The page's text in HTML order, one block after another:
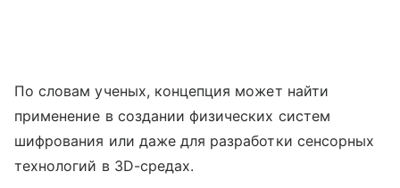
По словам ученых, концепция может найти
применение в создании физических систем
шифрования или даже для разработки сенсорных
технологий в 3D-средах.